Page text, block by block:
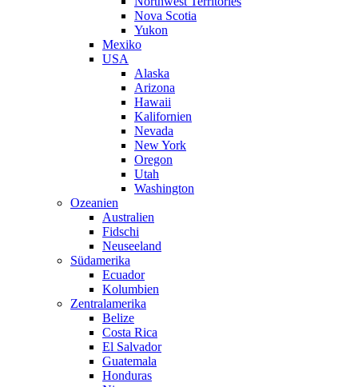
Nova Scotia
Yukon
Mexiko
USA
Alaska
Arizona
Hawaii
Kalifornien
Nevada
New York
Oregon
Utah
Washington
Ozeanien
Australien
Fidschi
Neuseeland
Südamerika
Ecuador
Kolumbien
Zentralamerika
Belize
Costa Rica
El Salvador
Guatemala
Honduras